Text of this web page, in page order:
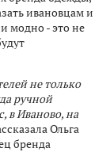
ивановцам и
модно - это не
не только
ручной
в Иваново, на
Ольга
бренда